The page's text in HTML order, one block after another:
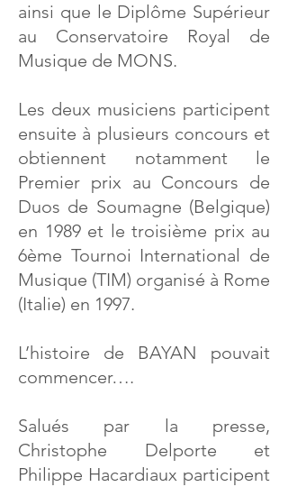
ainsi que le Diplôme Supérieur
au Conservatoire Royal de
Musique de MONS.
Les deux musiciens participent
ensuite à plusieurs concours et
obtiennent notamment le
Premier prix au Concours de
Duos de Soumagne (Belgique)
en 1989 et le troisième prix au
6ème Tournoi International de
Musique (TIM) organisé à Rome
(Italie) en 1997.
L’histoire de BAYAN pouvait
commencer….
Salués par la presse,
Christophe Delporte et
Philippe Hacardiaux participent